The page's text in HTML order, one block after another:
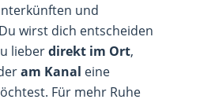
und
wirst dich entscheiden
lieberdirekt im Ort,
am Kanal eine
Für mehr Ruhe